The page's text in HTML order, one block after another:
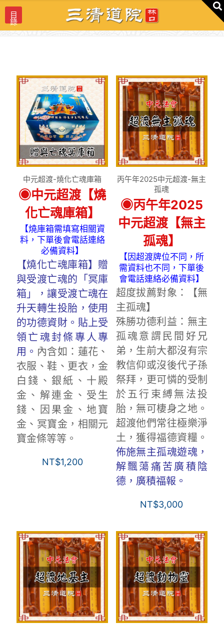
目
錄
中元超渡-燒化亡魂庫箱
◉中元超渡【燒
化亡魂庫箱】
【燒庫箱需填寫相關資
料，下單後會電話連絡
必備資料】
【燒化亡魂庫箱】贈
與受渡亡魂的「冥庫
箱」，讓受渡亡魂在
升天轉生投胎，使用
的功德資財。貼上受
領亡魂封條專人專
用。 內含如：蓮花、
衣服、鞋、更衣，金
白錢、銀紙、十殿
金、解連金、受生
錢、因果金、地寶
金、冥寶金，相關元
寶金條等等。
NT$1,200
丙午年2025中元超渡-無主
孤魂
◉丙午年2025
中元超渡【無主
孤魂】
【因超渡牌位不同，所
需資料也不同，下單後
會電話連絡必備資料】
超度拔薦對象：【無
主孤魂】
殊勝功德利益：無主
孤魂意謂民間好兄
弟，生前大都沒有宗
教信仰或沒後代子孫
祭拜，更可憐的受制
於五行束縛無法投
胎，無可棲身之地。
超渡他們常往極樂淨
土，獲得福德資糧。
佈施無主孤魂遊魂，
解飄蕩痛苦廣積陰
德，廣積福報。
NT$3,000